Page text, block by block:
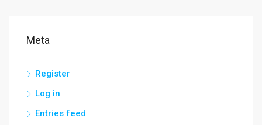
Meta
Register
Log in
Entries feed